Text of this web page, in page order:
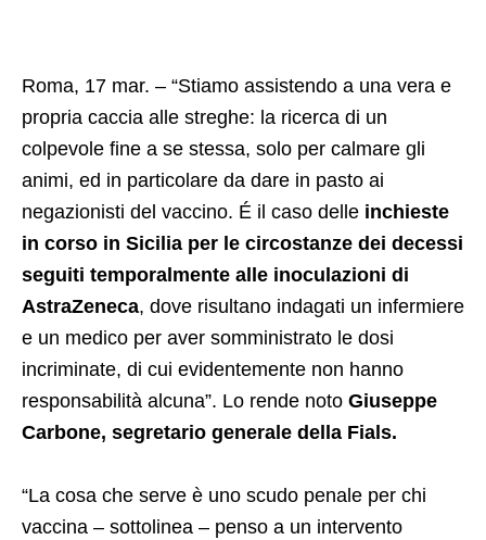
Roma, 17 mar. – “Stiamo assistendo a una vera e
propria caccia alle streghe: la ricerca di un
colpevole fine a se stessa, solo per calmare gli
animi, ed in particolare da dare in pasto ai
negazionisti del vaccino. É il caso delle inchieste
in corso in Sicilia per le circostanze dei decessi
seguiti temporalmente alle inoculazioni di
AstraZeneca, dove risultano indagati un infermiere
e un medico per aver somministrato le dosi
incriminate, di cui evidentemente non hanno
responsabilità alcuna”. Lo rende noto Giuseppe
Carbone, segretario generale della Fials.
“La cosa che serve è uno scudo penale per chi
vaccina – sottolinea – penso a un intervento